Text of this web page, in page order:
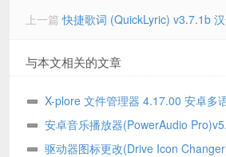
上一篇快捷歌词 (QuickLyric) v3.7.1b
与本文相关的文章
X-plore 文件管理器 4.17.00 安卓多
安卓音乐播放器(PowerAudio
驱动器图标更改(Drive Icon